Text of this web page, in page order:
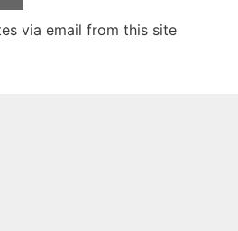
via email from this site